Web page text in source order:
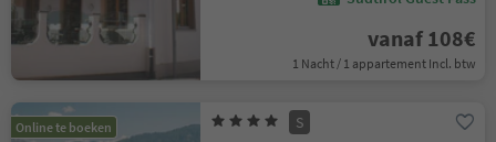
vanaf 108€
1 Nacht / 1 appartement Incl. btw
Online te boeken S